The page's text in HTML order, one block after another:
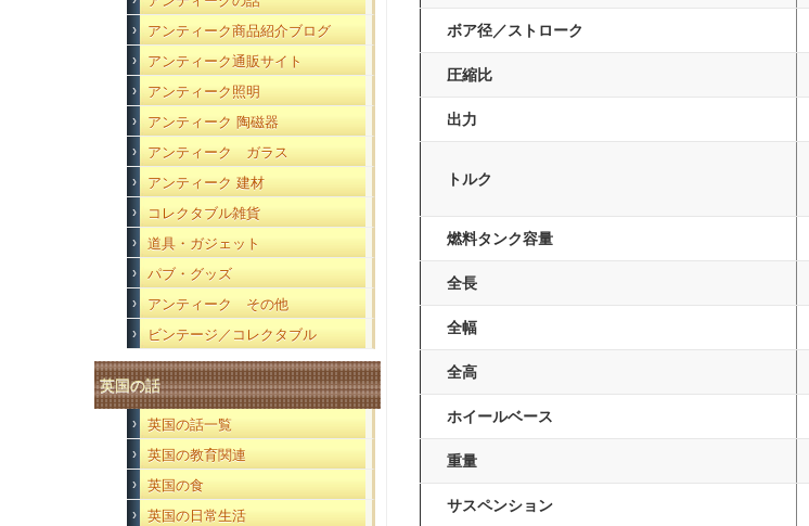
アンティーク商品紹介ブログ
アンティーク通販サイト
アンティーク照明
アンティーク 陶磁器
アンティーク ガラス
アンティーク 建材
コレクタブル雑貨
道具・ガジェット
パブ・グッズ
アンティーク その他
ビンテージ／コレクタブル
英国の話
英国の話一覧
英国の教育関連
英国の食
英国の日常生活
ボア径／ストローク
圧縮比
出力
トルク
燃料タンク容量
全長
全幅
全高
ホイールベース
重量
サスペンション